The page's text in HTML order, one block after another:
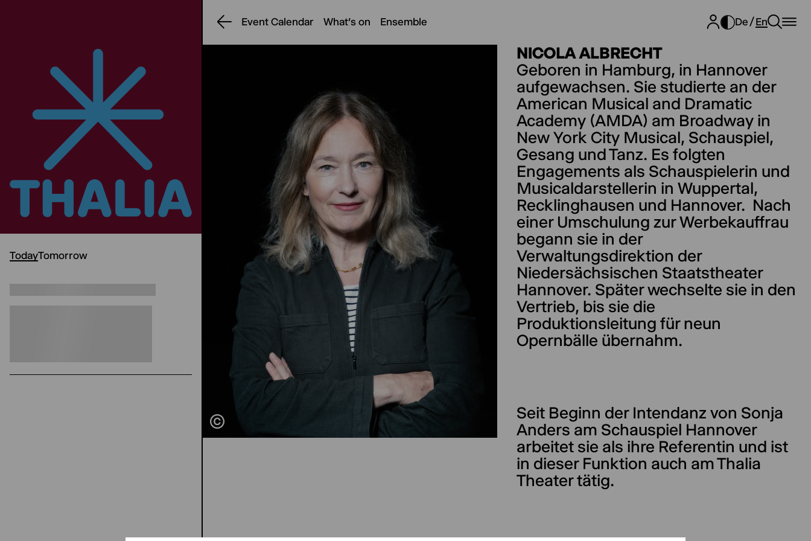
TodayTomorrow
Event Calendar What's on Ensemble De En
NICOLA ALBRECHT
Geboren in Hamburg, in Hannover
aufgewachsen. Sie studierte an der
American Musical and Dramatic
Academy (AMDA) am Broadway in
New York City Musical, Schauspiel,
Gesang und Tanz. Es folgten
Engagements als Schauspielerin und
Musicaldarstellerin in Wuppertal,
Recklinghausen und Hannover. Nach
einer Umschulung zur Werbekauffrau
begann sie in der
Verwaltungsdirektion der
Niedersächsischen Staatstheater
Hannover. Später wechselte sie in den
Vertrieb, bis sie die
Produktionsleitung für neun
Opernbälle übernahm.
Seit Beginn der Intendanz von Sonja
Anders am Schauspiel Hannover
arbeitet sie als ihre Referentin und ist
in dieser Funktion auch am Thalia
Theater tätig.